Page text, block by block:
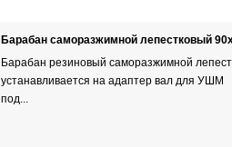
Барабан саморазжимной лепестковый
Барабан резиновый саморазжимной
устанавливается на адаптер вал для УШМ
под...